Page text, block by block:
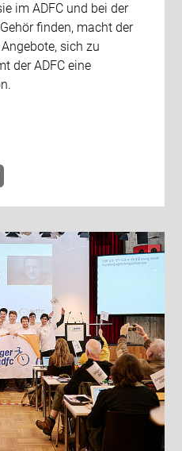
im ADFC und bei der
finden, macht der
sich zu
der ADFC eine